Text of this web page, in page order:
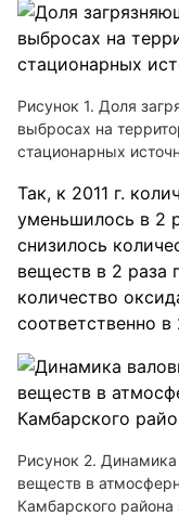
Рисунок 1. Доля
выбросах на
стационарных
Так, к 2011 г.
уменьшилось в 2
снизилось
веществ в 2 раза
количество
соответственно в
Рисунок 2.
веществ в
Камбарского района